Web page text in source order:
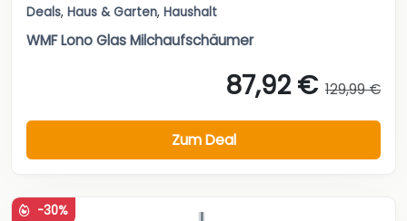
Deals, Haus & Garten, Haushalt
WMF Lono Glas Milchaufschäumer
87,92 € 129,99 €
Zum Deal
-30%